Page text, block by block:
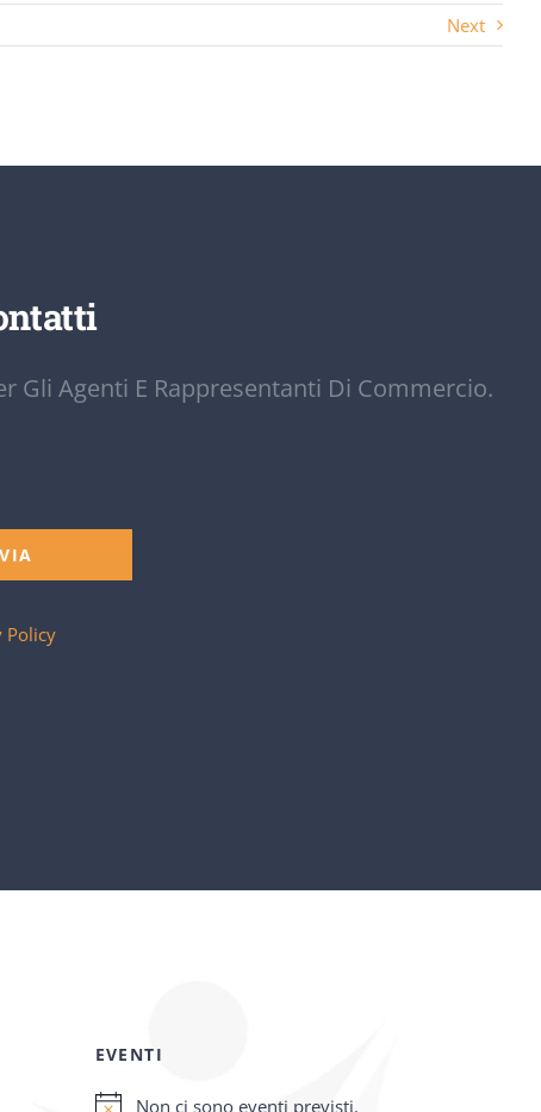
Next
Gli Agenti E Rappresentanti Di Commercio.
Policy
EVENTI
Non ci sono eventi previsti.